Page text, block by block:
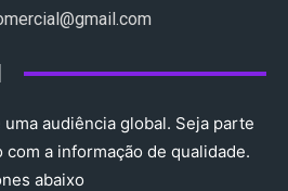
audiência global. Seja parte
a informação de qualidade.
abaixo